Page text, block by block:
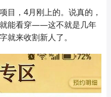
目，4月刚上的。说真的，
能看穿——这不就是几年
就来收割新人了。